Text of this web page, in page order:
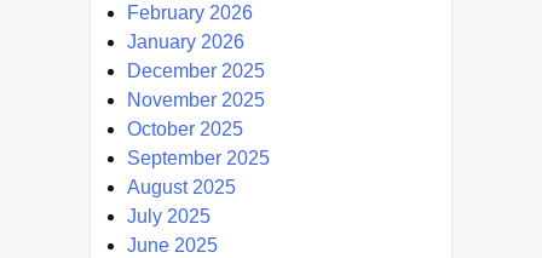
February 2026
January 2026
December 2025
November 2025
October 2025
September 2025
August 2025
July 2025
June 2025